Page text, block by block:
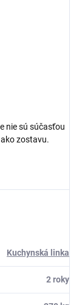
nie sú súčasťou
zostavu.
Kuchynská linka
2 roky